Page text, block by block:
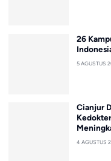
26
5 AGUSTUS
Cianjur
4 AGUSTUS